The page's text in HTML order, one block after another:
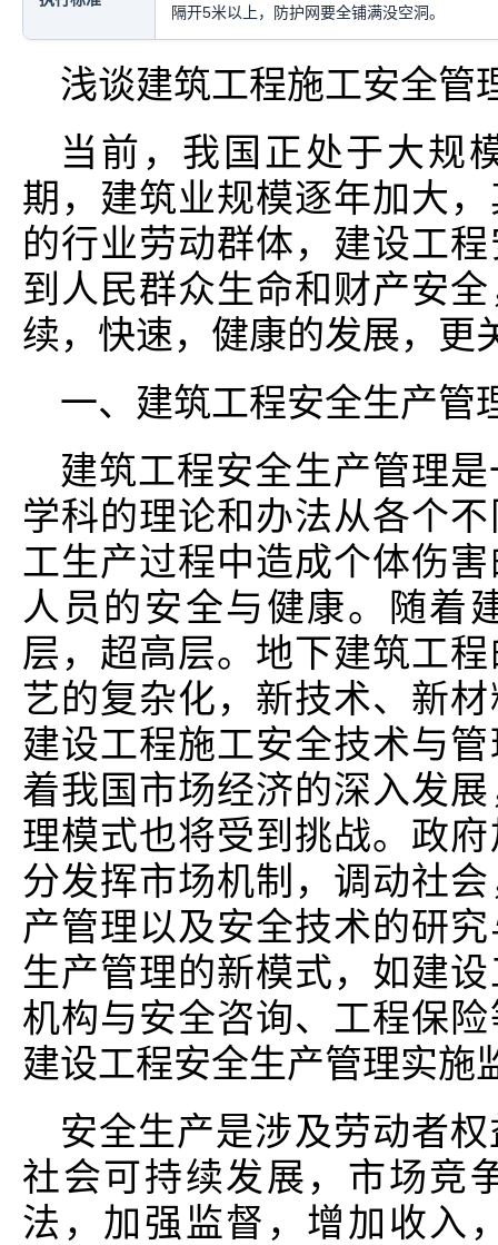
隔开5米以上，防护网要全铺满没空洞。
浅谈建筑工程施工安全管
当前，我国正处于大规
期，建筑业规模逐年加大
的行业劳动群体，建设工
到人民群众生命和财产安
续，快速，健康的发展，更
一、建筑工程安全生产管
建筑工程安全生产管理
学科的理论和办法从各个
工生产过程中造成个体伤
人员的安全与健康。随着
层，超高层。地下建筑工
艺的复杂化，新技术、新
建设工程施工安全技术与
着我国市场经济的深入发
理模式也将受到挑战。政
分发挥市场机制，调动社
产管理以及安全技术的研
生产管理的新模式，如建
机构与安全咨询、工程保
建设工程安全生产管理实施
安全生产是涉及劳动者
社会可持续发展，市场竞
法，加强监督，增加收入